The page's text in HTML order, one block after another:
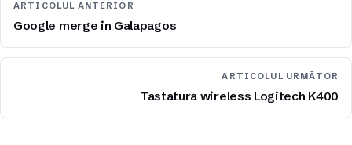
ARTICOLUL ANTERIOR
Google merge in Galapagos
ARTICOLUL URMĂTOR
Tastatura wireless Logitech K400